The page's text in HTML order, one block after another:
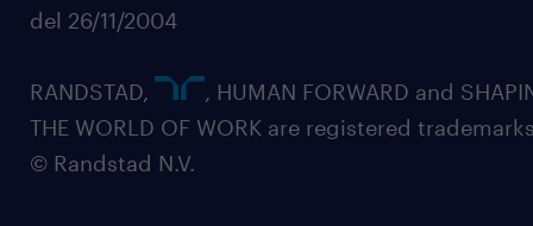
del 26/11/2004
RANDSTAD,
, HUMAN FORWARD and
THE WORLD OF WORK are registered
© Randstad N.V.